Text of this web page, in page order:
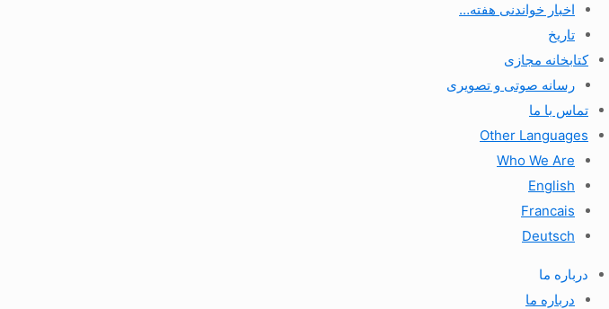
اخبار خواندنی هفته…
تاریخ
کتابخانه مجازی
رسانه صوتی و تصویری
تماس با ما
Other Languages
Who We Are
English
Francais
Deutsch
درباره ما
درباره ما